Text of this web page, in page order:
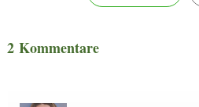
2 Kommentare